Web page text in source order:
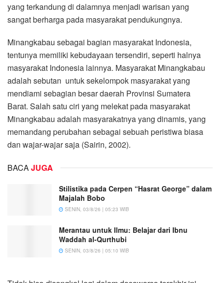
yang terkandung di dalamnya menjadi warisan yang
sangat berharga pada masyarakat pendukungnya.
Minangkabau sebagai bagian masyarakat Indonesia,
tentunya memiliki kebudayaan tersendiri, seperti halnya
masyarakat Indonesia lainnya. Masyarakat Minangkabau
adalah sebutan untuk sekelompok masyarakat yang
mendiami sebagian besar daerah Provinsi Sumatera
Barat. Salah satu ciri yang melekat pada masyarakat
Minangkabau adalah masyarakatnya yang dinamis, yang
memandang perubahan sebagai sebuah peristiwa biasa
dan wajar-wajar saja (Sairin, 2002).
BACAJUGA
Stilistika pada Cerpen “Hasrat George” dalam
Majalah Bobo
SENIN, 03/8/26 | 05:23 WIB
Merantau untuk Ilmu: Belajar dari Ibnu
Waddah al-Qurthubi
SENIN, 03/8/26 | 05:10 WIB